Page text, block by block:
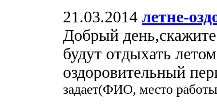
21.03.2014 летне-
Добрый
будут отдыхать
оздоровительный
задает(ФИО, место